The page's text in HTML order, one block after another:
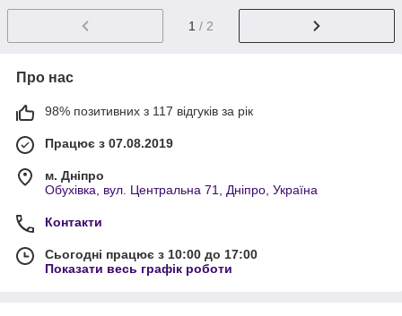
1 / 2
Про нас
98% позитивних з 117 відгуків за рік
Працює з 07.08.2019
м. Дніпро
Обухівка, вул. Центральна 71, Дніпро, Україна
Контакти
Сьогодні працює з 10:00 до 17:00
Показати весь графік роботи